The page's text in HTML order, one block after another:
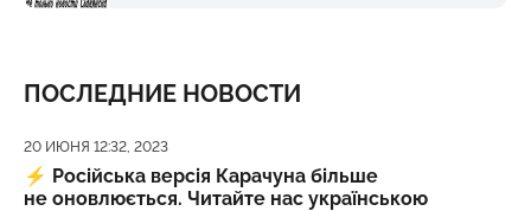
ПОСЛЕДНИЕ НОВОСТИ
Дата публикации
20 ИЮНЯ 12:32, 2023
⚡️ Російська версія Карачуна більше
не оновлюється. Читайте нас українською